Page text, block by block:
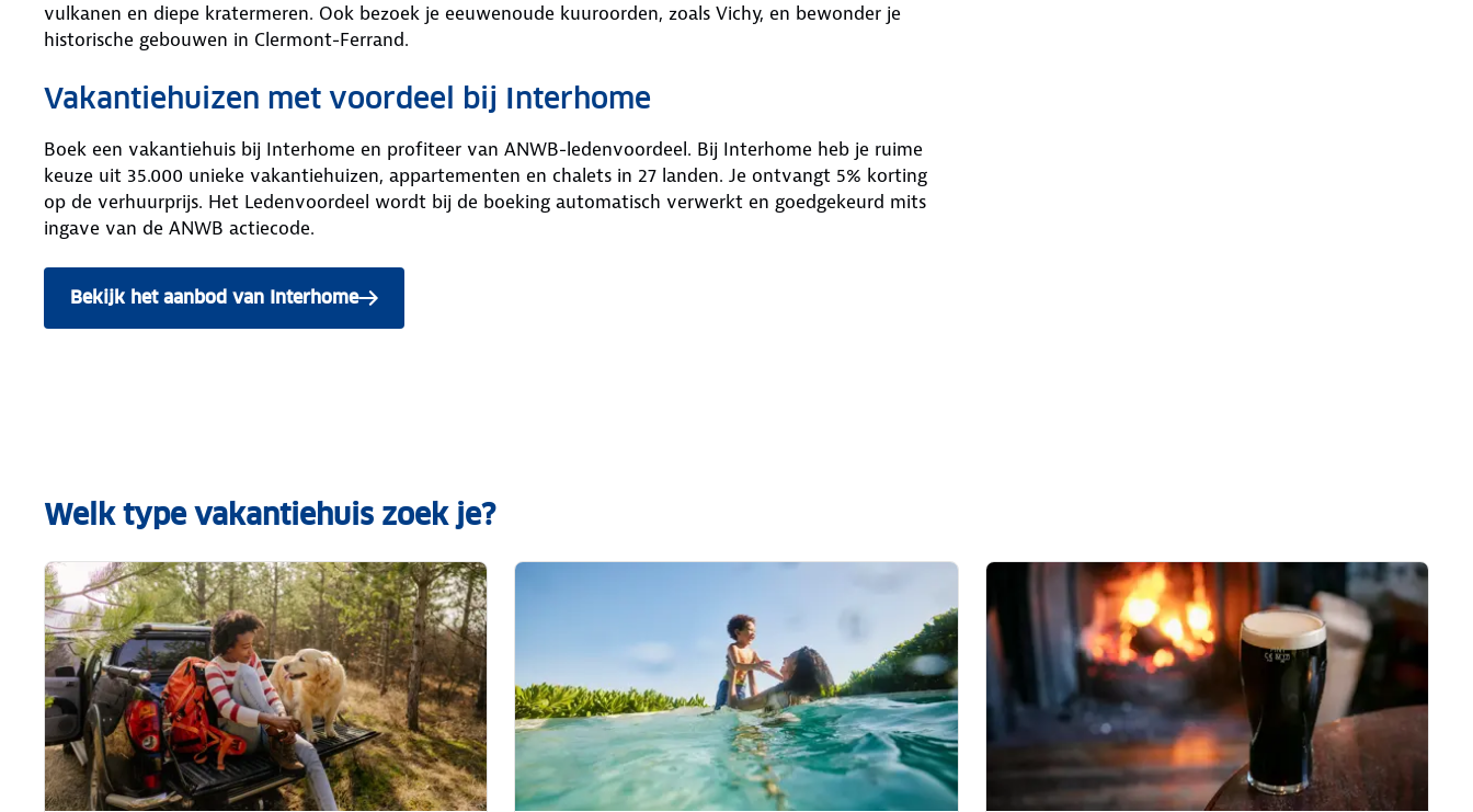
vulkanen en diepe kratermeren. Ook bezoek je eeuwenoude kuuroorden, zoals Vichy, en bewonder je
historische gebouwen in Clermont-Ferrand.
Vakantiehuizen met voordeel bij Interhome
Boek een vakantiehuis bij Interhome en profiteer van ANWB-ledenvoordeel. Bij Interhome heb je ruime
keuze uit 35.000 unieke vakantiehuizen, appartementen en chalets in 27 landen. Je ontvangt 5% korting
op de verhuurprijs. Het Ledenvoordeel wordt bij de boeking automatisch verwerkt en goedgekeurd mits
ingave van de ANWB actiecode.
Bekijk het aanbod van Interhome
Welk type vakantiehuis zoek je?